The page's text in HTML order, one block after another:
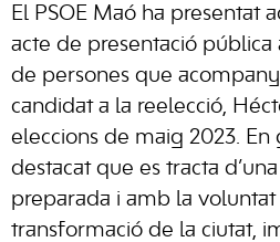
El PSOE Maó ha presentat
acte de presentació pública
de persones que
candidat a la reelecció,
eleccions de maig 2023. En
destacat que es tracta
preparada i amb la
transformació de la ciutat,